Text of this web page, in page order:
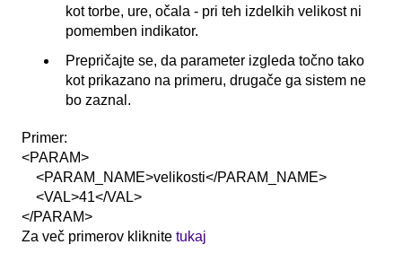
kot torbe, ure, očala - pri teh izdelkih velikost ni
pomemben indikator.
Prepričajte se, da parameter izgleda točno tako
kot prikazano na primeru, drugače ga sistem ne
bo zaznal.
Primer:
<PARAM>
<PARAM_NAME>velikosti</PARAM_NAME>
<VAL>41</VAL>
</PARAM>
Za več primerov kliknite tukaj